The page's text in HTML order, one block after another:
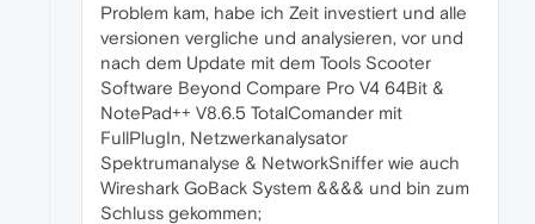
Problem kam, habe ich Zeit investiert und alle
versionen vergliche und analysieren, vor und
nach dem Update mit dem Tools Scooter
Software Beyond Compare Pro V4 64Bit &
NotePad++ V8.6.5 TotalComander mit
FullPlugIn, Netzwerkanalysator
Spektrumanalyse & NetworkSniffer wie auch
Wireshark GoBack System &&&& und bin zum
Schluss gekommen;